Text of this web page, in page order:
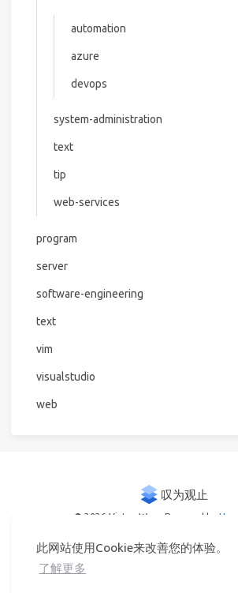
此网站使用Cookie来改善您的体验。
了解更多
automation
azure
devops
system-administration
text
tip
web-services
program
server
software-engineering
text
vim
visualstudio
web
© 2026 Victor Woo Powered by Hexo